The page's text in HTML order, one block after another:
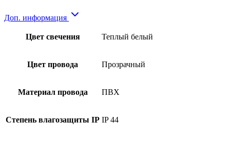
Доп. информация
Цвет свечения Теплый белый
Цвет провода Прозрачный
Материал провода ПВХ
Степень влагозащиты IP IP 44